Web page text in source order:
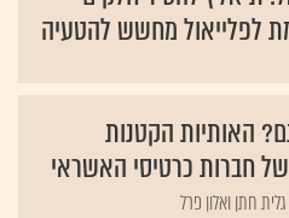
לפלייאול מחשש להטעיה
האותיות הקטנות
חברות כרטיסי האשראי
גלית חתן ואלון פרל